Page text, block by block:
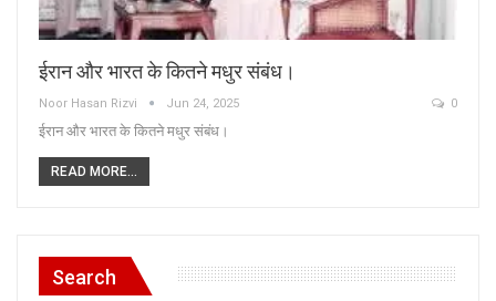
ईरान और भारत के कितने मधुर संबंध।
Noor Hasan Rizvi Jun 24, 2025 0
ईरान और भारत के कितने मधुर संबंध।
READ MORE...
Search